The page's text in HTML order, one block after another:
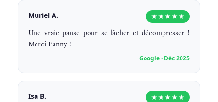
Muriel A. ★★★★★
Une vraie pause pour se lâcher et décompresser !
Merci Fanny !
Google · Déc 2025
Isa B. ★★★★★